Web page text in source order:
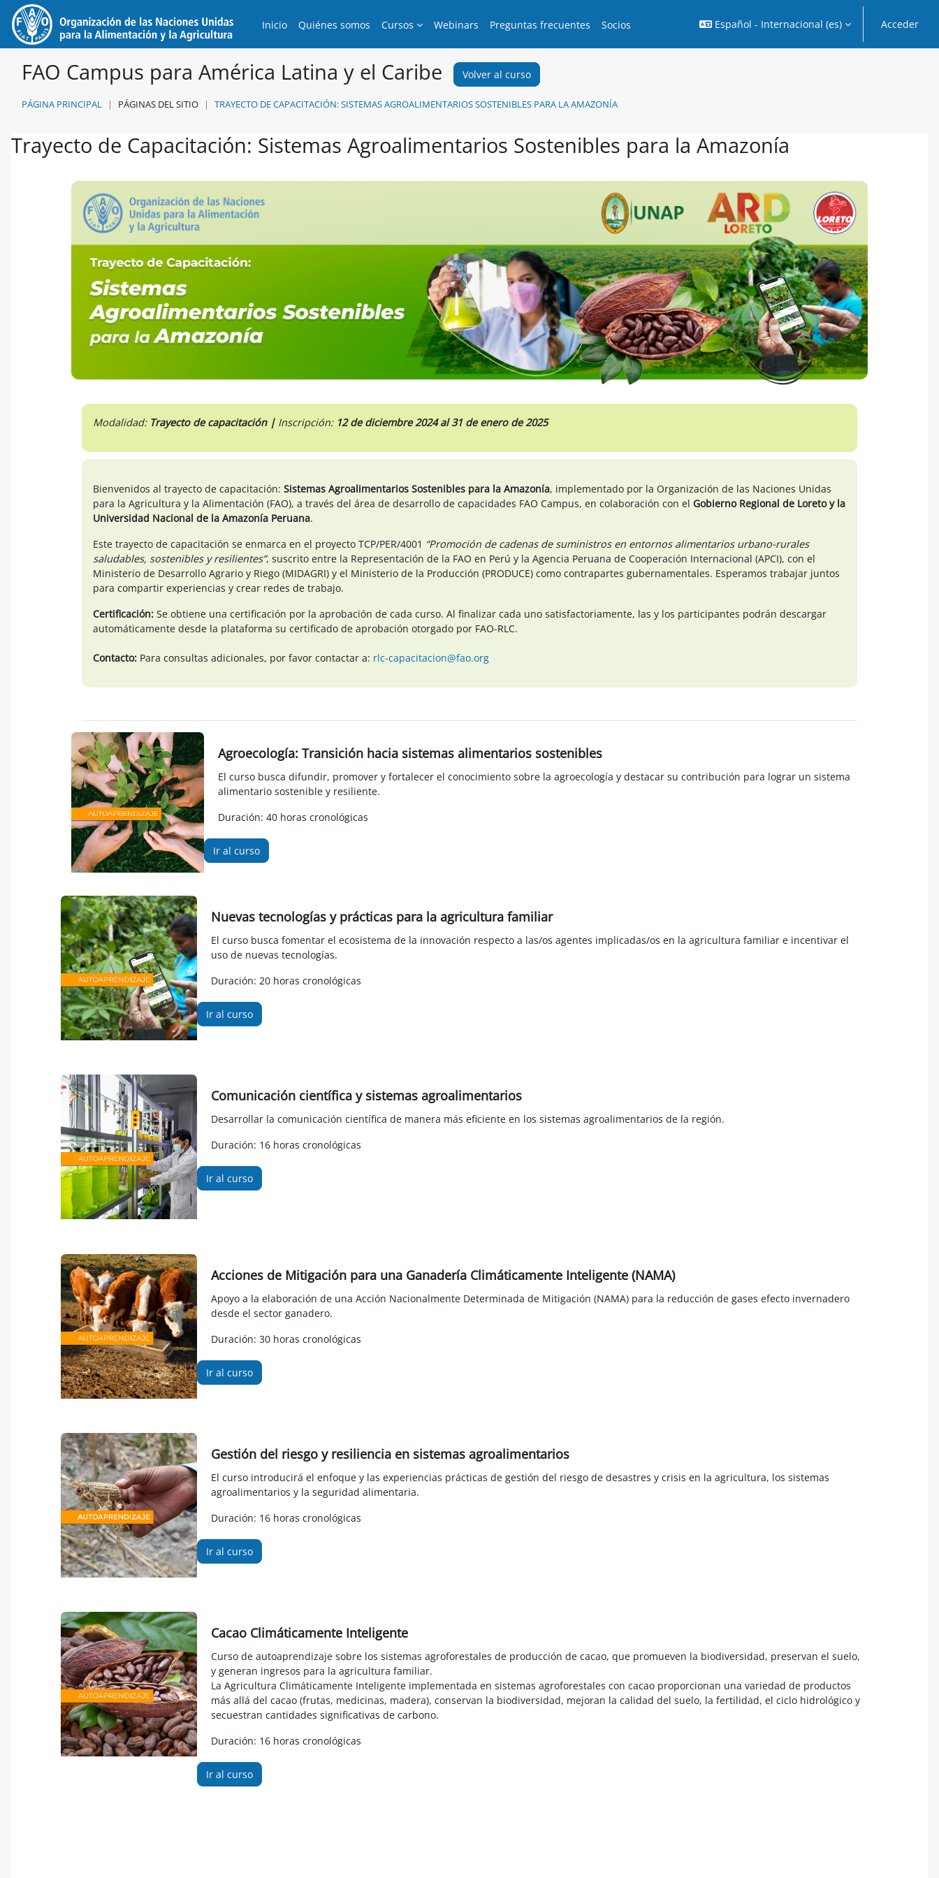
Salta al contenido principal
Inicio
Quiénes somos Cursos Webinars Preguntas frecuentes Socios Español - Internacional ‎(es)‎ Acceder
FAO Campus para América Latina y el Caribe Volver al curso
PÁGINA PRINCIPAL PÁGINAS DEL SITIO TRAYECTO DE CAPACITACIÓN: SISTEMAS AGROALIMENTARIOS SOSTENIBLES PARA LA AMAZONÍA
Trayecto de Capacitación: Sistemas Agroalimentarios Sostenibles para la Amazonía
Modalidad: Trayecto de capacitación | Inscripción: 12 dediciembre 2024 al 31 de enero de 2025
Bienvenidos al trayecto de capacitación: Sistemas Agroalimentarios Sostenibles para la Amazonía, implementado por la Organización de las Naciones Unidas
para la Agricultura y la Alimentación (FAO), a través del área de desarrollo de capacidades FAO Campus, en colaboración con el Gobierno Regional de Loreto y la
Universidad Nacional de la Amazonía Peruana.
Este trayecto de capacitación se enmarca en el proyecto TCP/PER/4001 “Promoción de cadenas de suministros en entornos alimentarios urbano-rurales
saludables, sostenibles y resilientes”, suscrito entre la Representación de la FAO en Perú y la Agencia Peruana de Cooperación Internacional (APCI), con el
Ministerio de Desarrollo Agrario y Riego (MIDAGRI) y el Ministerio de la Producción (PRODUCE) como contrapartes gubernamentales. Esperamos trabajar juntos
para compartir experiencias y crear redes de trabajo.
Certificación: Se obtiene una certificación por la aprobación de cada curso. Al finalizar cada uno satisfactoriamente, las y los participantes podrán descargar
automáticamente desde la plataforma su certificado de aprobación otorgado por FAO-RLC.
Contacto: Para consultas adicionales, por favor contactar a: rlc-capacitacion@fao.org
Agroecología: Transición hacia sistemas alimentarios sostenibles
El curso busca difundir, promover y fortalecer el conocimiento sobre la agroecología y destacar su contribución para lograr un sistema
alimentario sostenible y resiliente.
Duración: 40 horas cronológicas
Ir al curso
Nuevas tecnologías y prácticas para la agricultura familiar
El curso busca fomentar el ecosistema de la innovación respecto a las/os agentes implicadas/os en la agricultura familiar e incentivar el
uso de nuevas tecnologías.
Duración: 20 horas cronológicas
Ir al curso
Comunicación científica y sistemas agroalimentarios
Desarrollar la comunicación científica de manera más eficiente en los sistemas agroalimentarios de la región.
Duración: 16 horas cronológicas
Ir al curso
Acciones de Mitigación para una Ganadería Climáticamente Inteligente (NAMA)
Apoyo a la elaboración de una Acción Nacionalmente Determinada de Mitigación (NAMA) para la reducción de gases efecto invernadero
desde el sector ganadero.
Duración: 30 horas cronológicas
Ir al curso
Gestión del riesgo y resiliencia en sistemas agroalimentarios
El curso introducirá el enfoque y las experiencias prácticas de gestión del riesgo de desastres y crisis en la agricultura, los sistemas
agroalimentarios y la seguridad alimentaria.
Duración: 16 horas cronológicas
Ir al curso
Cacao Climáticamente Inteligente
Curso de autoaprendizaje sobre los sistemas agroforestales de producción de cacao, que promueven la biodiversidad, preservan el suelo,
y generan ingresos para la agricultura familiar.
La Agricultura Climáticamente Inteligente implementada en sistemas agroforestales con cacao proporcionan una variedad de productos
más allá del cacao (frutas, medicinas, madera), conservan la biodiversidad, mejoran la calidad del suelo, la fertilidad, el ciclo hidrológico y
secuestran cantidades significativas de carbono.
Duración: 16 horas cronológicas
Ir al curso